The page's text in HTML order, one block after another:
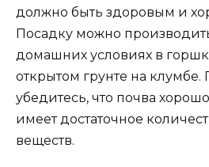
должно быть здоровым и
Посадку можно
домашних условиях в
открытом грунте на
убедитесь, что почва
имеет достаточное
веществ.